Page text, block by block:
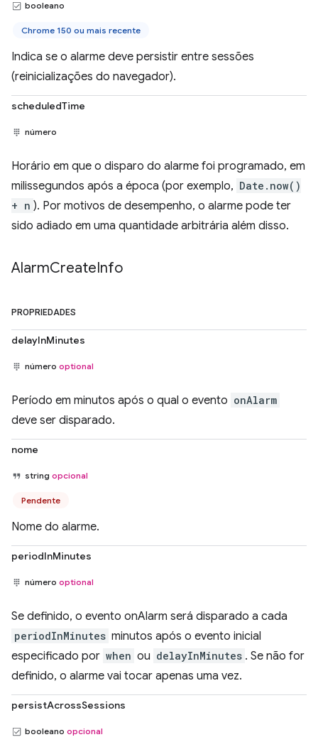
booleano
Chrome 150 ou mais recente
Indica se o alarme deve persistir entre sessões
(reinicializações do navegador).
scheduledTime
número
Horário em que o disparo do alarme foi programado, em
milissegundos após a época (por exemplo, Date.now()
+ n ). Por motivos de desempenho, o alarme pode ter
sido adiado em uma quantidade arbitrária além disso.
AlarmCreateInfo
PROPRIEDADES
delayInMinutes
número optional
Período em minutos após o qual o evento onAlarm
deve ser disparado.
nome
string opcional
Pendente
Nome do alarme.
periodInMinutes
número optional
Se definido, o evento onAlarm será disparado a cada
periodInMinutes minutos após o evento inicial
especificado por when ou delayInMinutes . Se não for
definido, o alarme vai tocar apenas uma vez.
persistAcrossSessions
booleano opcional